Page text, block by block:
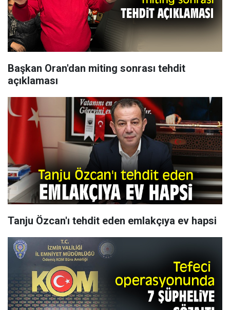
Başkan Oran'dan miting sonrası tehdit
açıklaması
Tanju Özcan'ı tehdit eden emlakçıya ev hapsi